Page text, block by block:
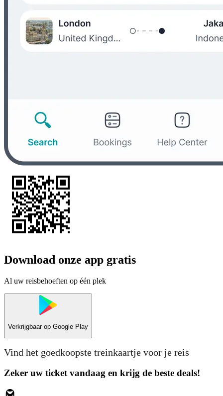
Download onze app gratis
Al uw reisbehoeften op één plek
Verkrijgbaar op Google Play
Vind het goedkoopste treinkaartje voor je reis
Zeker uw ticket vandaag en krijg de beste deals!